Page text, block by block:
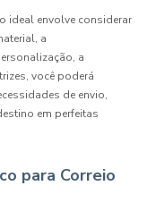
ideal envolve considerar
a
a
você poderá
de envio,
em perfeitas
para Correio